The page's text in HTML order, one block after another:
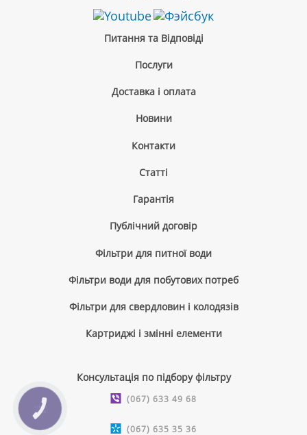
Питання та Відповіді
Послуги
Доставка і оплата
Новини
Контакти
Cтатті
Гарантія
Публічний договір
Фільтри для питної води
Фільтри води для побутових потреб
Фільтри для свердловин і колодязів
Картриджі і змінні елементи
Консультація по підбору фільтру
(067) 633 49 68
(067) 635 35 36
КНОПКА
ЗВ'ЯЗКУ